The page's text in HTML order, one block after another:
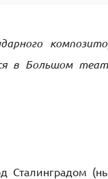
в Большом
Сталинградом